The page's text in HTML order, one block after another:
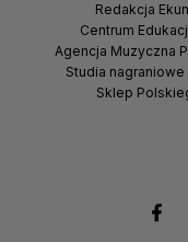
Redakcja
Centrum
Agencja Muzyczna
Studia
Sklep